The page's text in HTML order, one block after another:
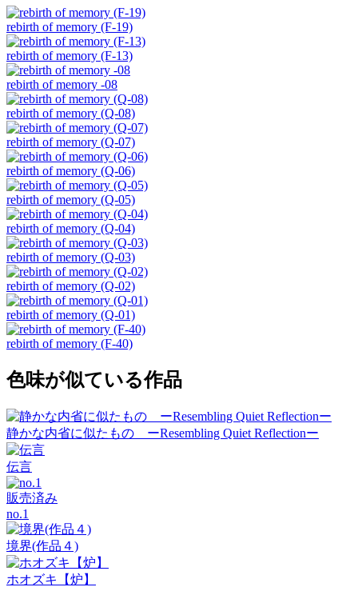
rebirth of memory (F-19)
rebirth of memory (F-13)
rebirth of memory -08
rebirth of memory (Q-08)
rebirth of memory (Q-07)
rebirth of memory (Q-06)
rebirth of memory (Q-05)
rebirth of memory (Q-04)
rebirth of memory (Q-03)
rebirth of memory (Q-02)
rebirth of memory (Q-01)
rebirth of memory (F-40)
色味が似ている作品
静かな内省に似たもの ーResembling Quiet Reflectionー
伝言
販売済み
no.1
境界(作品４)
ホオズキ【炉】